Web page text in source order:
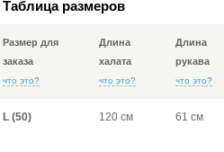
Таблица размеров
Размер для
заказа
что это?
Длина
халата
что это?
Длина
рукава
что это?
L (50) 120 см 61 см